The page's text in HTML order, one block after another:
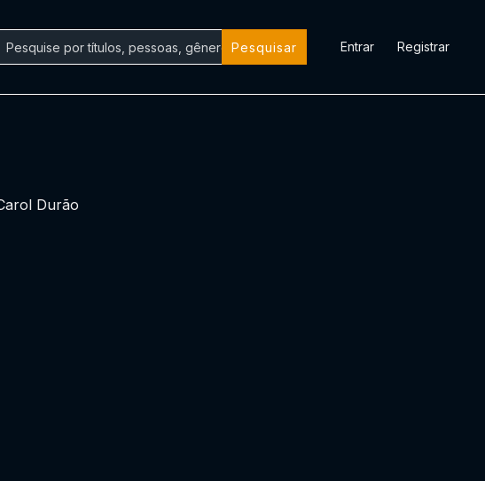
Pesquisar Entrar Registrar